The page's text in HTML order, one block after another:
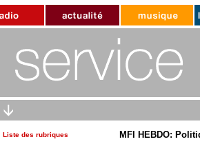
Liste des rubriques MFI HEBDO: